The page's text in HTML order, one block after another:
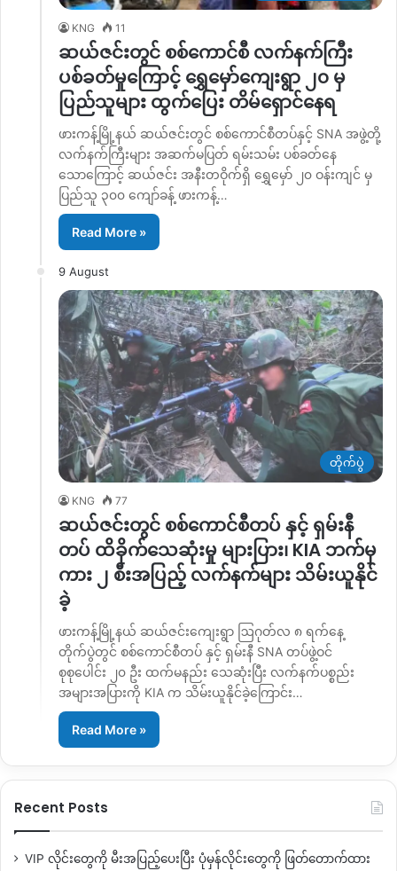
KNG 11
ဆယ်ဇင်းတွင် စစ်ကောင်စီ လက်နက်ကြီး
ပစ်ခတ်မှုကြောင့် ရွှေမှော်ကျေးရွာ ၂၀ မှ
ပြည်သူများ ထွက်ပြေး တိမ်ရှောင်နေရ
ဖားကန့်မြို့နယ် ဆယ်ဇင်းတွင် စစ်ကောင်စီတပ်နှင့် SNA အဖွဲ့တို့
လက်နက်ကြီးများ အဆက်မပြတ် ရမ်းသမ်း ပစ်ခတ်နေ
သောကြောင့် ဆယ်ဇင်း အနီးတဝိုက်ရှိ ရွှေမှော် ၂၀ ဝန်းကျင် မှ
ပြည်သူ ၃၀၀ ကျော်ခန့် ဖားကန့်…
Read More »
9 August
တိုက်ပွဲ
KNG 77
ဆယ်ဇင်းတွင် စစ်ကောင်စီတပ် နှင့် ရှမ်းနီ
တပ် ထိခိုက်သေဆုံးမှု များပြား၊ KIA ဘက်မှ
ကား ၂ စီးအပြည့် လက်နက်များ သိမ်းယူနိုင်
ခဲ့
ဖားကန့်မြို့နယ် ဆယ်ဇင်းကျေးရွာ ဩဂုတ်လ ၈ ရက်နေ့
တိုက်ပွဲတွင် စစ်ကောင်စီတပ် နှင့် ရှမ်းနီ SNA တပ်ဖွဲ့ဝင်
စုစုပေါင်း ၂၀ ဦး ထက်မနည်း သေဆုံးပြီး လက်နက်ပစ္စည်း
အများအပြားကို KIA က သိမ်းယူနိုင်ခဲ့ကြောင်း…
Read More »
Recent Posts
VIP လိုင်းတွေကို မီးအပြည့်ပေးပြီး ပုံမှန်လိုင်းတွေကို ဖြတ်တောက်ထား